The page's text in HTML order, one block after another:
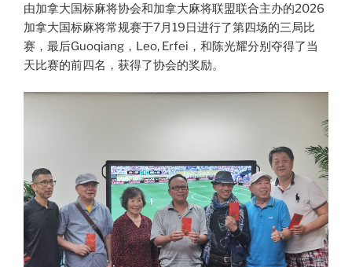
由加拿大国标麻将协会和加拿大麻将联盟联合主办的2026
加拿大国标麻将常规赛于7月19日进行了第四场的三局比
赛，最后Guoqiang，Leo, Erfei，和陈光耀分别夺得了当
天比赛的前四名，获得了协会的奖励。